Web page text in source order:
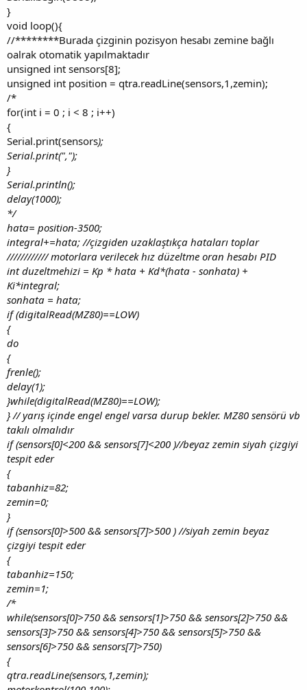
}
void loop(){
//********Burada çizginin pozisyon hesabı zemine bağlı
oalrak otomatik yapılmaktadır
unsigned int sensors[8];
unsigned int position = qtra.readLine(sensors,1,zemin);
/*
for(int i = 0 ; i < 8 ; i++)
{
Serial.print(sensors);
Serial.print(",");
}
Serial.println();
delay(1000);
*/
hata= position-3500;
integral+=hata; //çizgiden uzaklaştıkça hataları toplar
//////////// motorlara verilecek hız düzeltme oran hesabı PID
int duzeltmehizi = Kp * hata + Kd*(hata - sonhata) +
Ki*integral;
sonhata = hata;
if (digitalRead(MZ80)==LOW)
{
do
{
frenle();
delay(1);
}while(digitalRead(MZ80)==LOW);
} // yarış içinde engel engel varsa durup bekler. MZ80 sensörü vb
takılı olmalıdır
if (sensors[0]<200 && sensors[7]<200 )//beyaz zemin siyah çizgiyi
tespit eder
{
tabanhiz=82;
zemin=0;
}
if (sensors[0]>500 && sensors[7]>500 ) //siyah zemin beyaz
çizgiyi tespit eder
{
tabanhiz=150;
zemin=1;
/*
while(sensors[0]>750 && sensors[1]>750 && sensors[2]>750 &&
sensors[3]>750 && sensors[4]>750 && sensors[5]>750 &&
sensors[6]>750 && sensors[7]>750)
{
qtra.readLine(sensors,1,zemin);